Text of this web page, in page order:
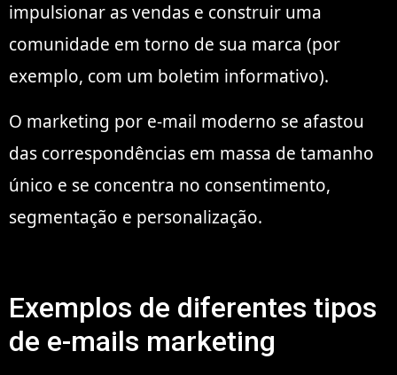
impulsionar as vendas e construir uma
comunidade em torno de sua marca (por
exemplo, com um boletim informativo).
O marketing por e-mail moderno se afastou
das correspondências em massa de tamanho
único e se concentra no consentimento,
segmentação e personalização.
Exemplos de diferentes tipos
de e-mails marketing